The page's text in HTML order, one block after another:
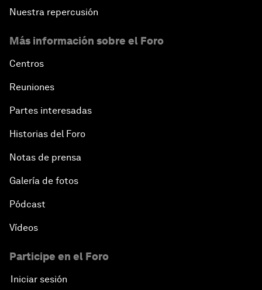
Nuestra repercusión
Más información sobre el Foro
Centros
Reuniones
Partes interesadas
Historias del Foro
Notas de prensa
Galería de fotos
Pódcast
Vídeos
Participe en el Foro
Iniciar sesión